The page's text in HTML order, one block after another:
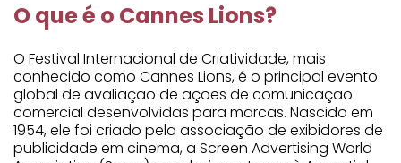
O que é o Cannes Lions?
O Festival Internacional de Criatividade, mais
conhecido como Cannes Lions, é o principal evento
global de avaliação de ações de comunicação
comercial desenvolvidas para marcas. Nascido em
1954, ele foi criado pela associação de exibidores de
publicidade em cinema, a Screen Advertising World